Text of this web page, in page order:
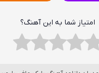
امتیاز شما به این آهنگ؟